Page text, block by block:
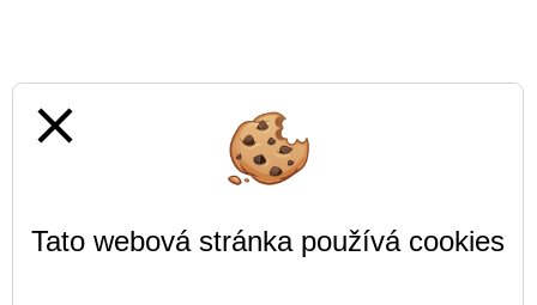
close
Tato webová stránka používá cookies